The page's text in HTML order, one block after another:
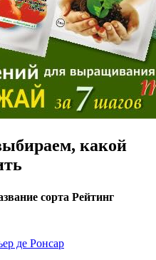
какой
сорта Рейтинг
де Ронсар